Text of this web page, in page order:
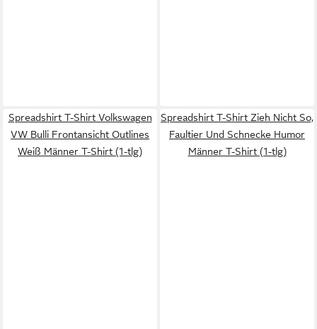
Spreadshirt T-Shirt Volkswagen
VW Bulli Frontansicht Outlines
Weiß Männer T-Shirt (1-tlg)
Spreadshirt T-Shirt Zieh Nicht So,
Faultier Und Schnecke Humor
Männer T-Shirt (1-tlg)